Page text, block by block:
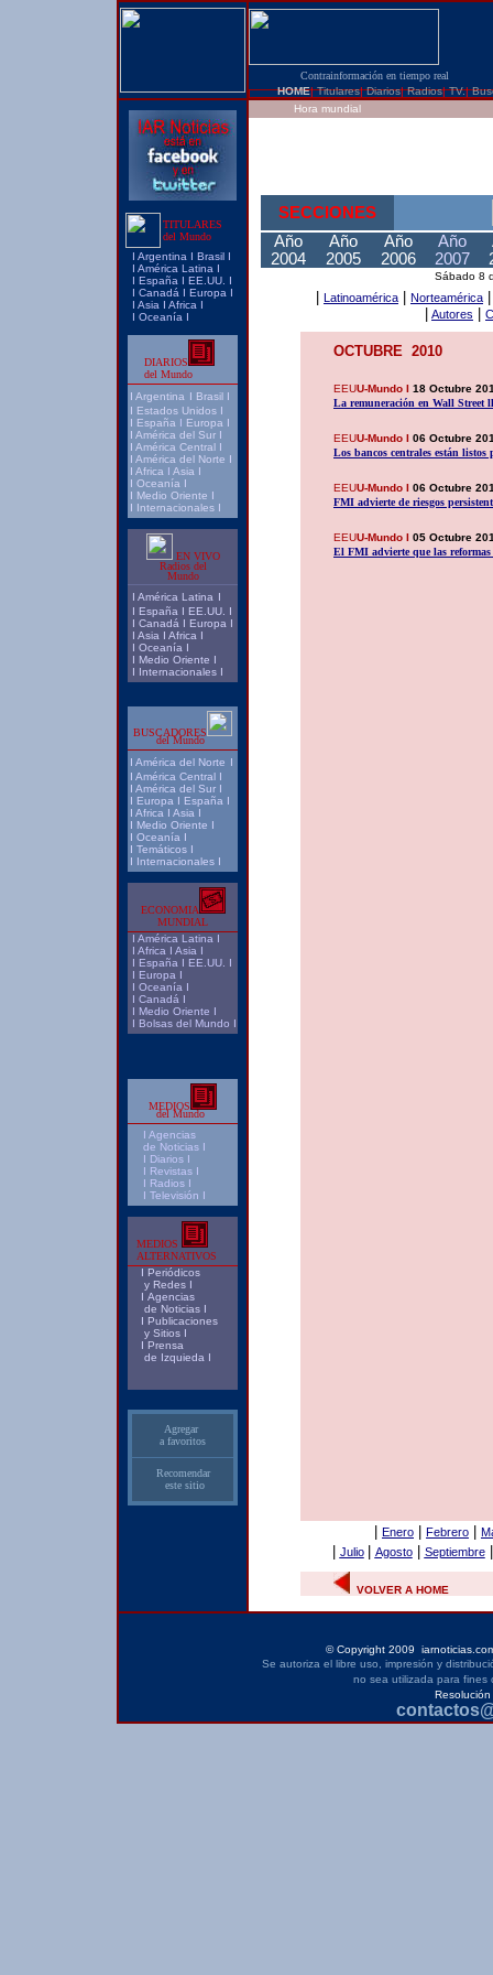
Contrainformación en tiempo real
HOME|Titulares| Diarios| Radios| TV.|
TITULARES
del Mundo
I Argentina I Brasil I
I América Latina I
I España I EE.UU.
I
I Canadá I Europa I
I Asia I Africa I
I Oceanía I
DIARIOS
del Mundo
I Argentina I Brasil I
I Estados Unidos I
I España I Europa I
I América del Sur I
I América Central I
I América del Norte I
I Africa I Asia I
I Oceanía I
I Medio Oriente I
I Internacionales I
EN VIVO
Radios del
Mundo
I América Latina I
I España I EE.UU.
I
I Canadá I Europa I
I Asia I Africa I
I Oceanía I
I Medio Oriente I
I Internacionales I
BUSCADORES
del Mundo
I América del Norte I
I América Central I
I América del Sur I
I Europa I España I
I Africa I Asia I
I Medio Oriente I
I Oceanía I
I Temáticos I
I Internacionales I
ECONOMIA
MUNDIAL
I América Latina I
I Africa I Asia I
I España I EE.UU.
I
I Europa I
I Oceanía I
I Canadá I
I Medio Oriente I
I Bolsas del Mundo I
MEDIOS
del Mundo
I Agencias
de Noticias I
I Diarios I
I Revistas I
I Radios I
I Televisión I
MEDIOS
ALTERNATIVOS
I Periódicos
y Redes I
I Agencias
de Noticias I
I Publicaciones
y Sitios I
I Prensa
de Izquieda I
Agregar
a favoritos
Recomendar
este sitio
Hora mundial
SECCIONES
Año
2004
Año
2005
Año
2006
Año
2007
Sábado 8
Latinoamérica Norteamérica
Autores
OCTUBRE 2010
EEUU-Mundo I 18 Octubre
La remuneración en Wall Street
EEUU-Mundo I 06 Octubre
Los bancos centrales están
EEUU-Mundo I 06 Octubre
FMI advierte de riesgos
EEUU-Mundo I 05 Octubre
El FMI advierte que las
Enero Febrero
Julio Agosto| Septiembre
VOLVER A HOME
© Copyright 2009
Se autoriza el libre uso, impresión y
no sea utilizada para fines